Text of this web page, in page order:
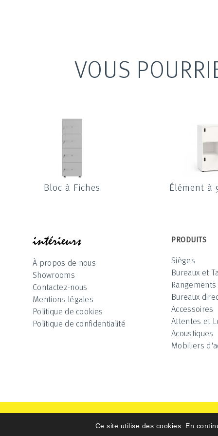
VOUS
Bloc à Fiches Élément à
À propos de nous
Showrooms
Contactez-nous
Mentions légales
Politique de cookies
Politique de confidentialité
PRODUITS
Sièges
Bureaux et
Rangements
Bureaux
Accessoires
Attentes et
Acoustiques
Mobiliers
Ce site utilise des cookies. En
Intérieurs 2025 © All Rights Reserved